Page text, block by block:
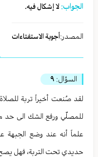
الجواب: لا إشكال فيه.
المصدر:أجوبة الاستفتاءات
السؤال: ٩
لقد صُنعت أخيراً تربة
للمصلّي ورفع الشك الى حد
علماً أنه عند وضع الجبهة
حديدي تحت التربة، فهل